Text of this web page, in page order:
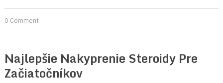
0 Comment
Najlepšie Nakyprenie Steroidy Pre
Začiatočníkov